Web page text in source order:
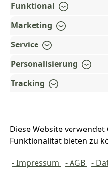
Funktional
Marketing
Service
Personalisierung
Tracking
Diese Website
Funktionalität bieten zu
- Impressum - AGB -